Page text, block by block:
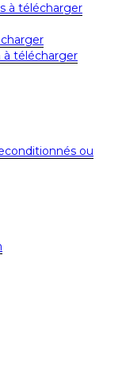
à télécharger
à télécharger
ou